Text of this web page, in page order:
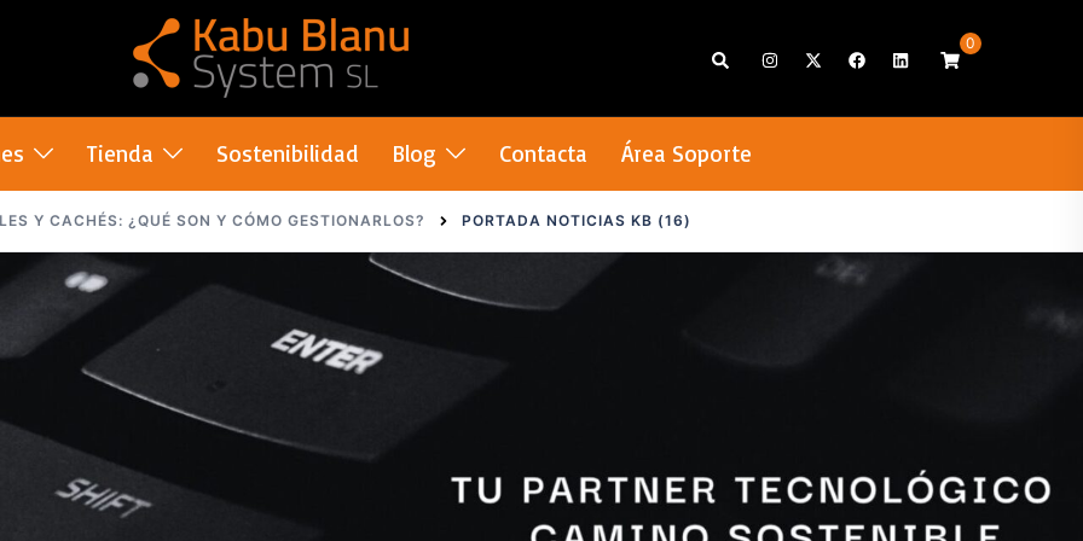
Search
0
Tienda Sostenibilidad Blog Contacta Área Soporte
Y CACHÉS: ¿QUÉ SON Y CÓMO GESTIONARLOS? PORTADA NOTICIAS KB (16)